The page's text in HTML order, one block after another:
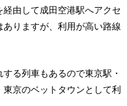
由して成田空港駅へアクセ
りますが、利用が高い路線
る列車もあるので東京駅・
京のベットタウンとして利